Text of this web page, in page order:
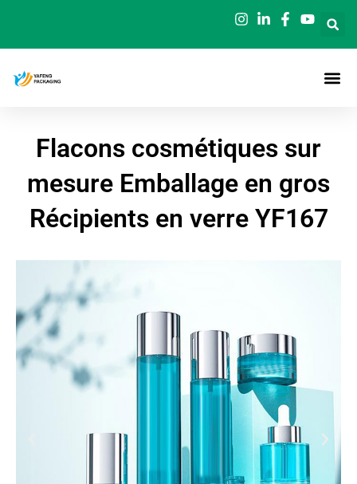
contenu
Flacons cosmétiques sur
mesure Emballage en gros
Récipients en verre YF167